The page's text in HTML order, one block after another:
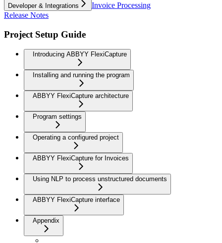
Developer & Integrations
Invoice Processing
Release Notes
Project Setup Guide
Introducing ABBYY FlexiCapture
Installing and running the program
ABBYY FlexiCapture architecture
Program settings
Operating a configured project
ABBYY FlexiCapture for Invoices
Using NLP to process unstructured documents
ABBYY FlexiCapture interface
Appendix